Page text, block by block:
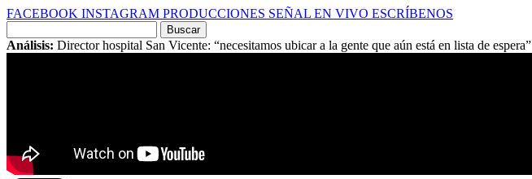
FACEBOOK INSTAGRAM PRODUCCIONES SEÑAL EN VIVO ESCRÍBENOS
por:
Análisis: Director hospital San Vicente: “necesitamos ubicar a la gente que aún está en lista de espera”